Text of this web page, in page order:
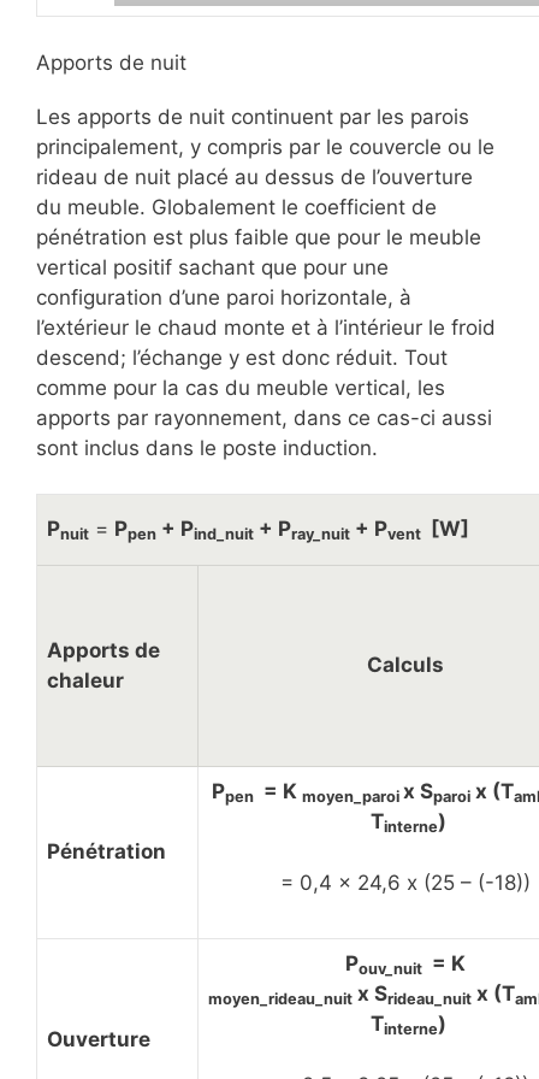
Apports de nuit
Les apports de nuit continuent par les parois
principalement, y compris par le couvercle ou le
rideau de nuit placé au dessus de l’ouverture
du meuble. Globalement le coefficient de
pénétration est plus faible que pour le meuble
vertical positif sachant que pour une
configuration d’une paroi horizontale, à
l’extérieur le chaud monte et à l’intérieur le froid
descend; l’échange y est donc réduit. Tout
comme pour la cas du meuble vertical, les
apports par rayonnement, dans ce cas-ci aussi
sont inclus dans le poste induction.
Pnuit = Ppen + Pind_nuit + Pray_nuit + Pvent [W]
Apports de
chaleur
Calculs
Pénétration
Ppen= K moyen_paroi x Sparoix (T
Tinterne)
= 0,4 x 24,6 x (25 – (-18))
Ouverture
Pouv_nuit = K
moyen_rideau_nuit x Srideau_nuit x (T
Tinterne)